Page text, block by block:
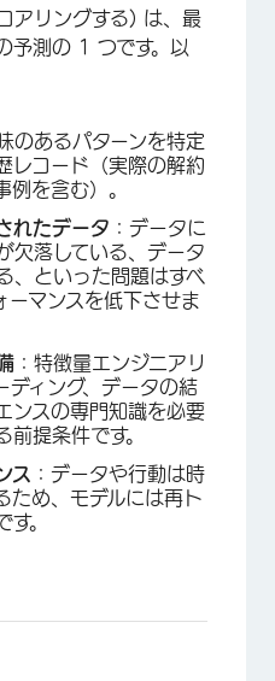
アリングする) は、最
予測の 1 つです。以
のあるパターンを特定
レコード（実際の解約
例を含む）。
れたデータ ：データに
欠落している、データ
、といった問題はすべ
ーマンスを低下させま
：特徴量エンジニアリ
ディング、データの結
ンスの専門知識を必要
前提条件です。
ス ：データや行動は時
ため、モデルには再ト
す。